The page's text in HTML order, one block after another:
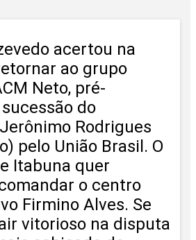
acertou na
ao grupo
Neto, pré-
do
Rodrigues
pelo União Brasil. O
Itabuna quer
o centro
Firmino Alves. Se
vitorioso na disputa